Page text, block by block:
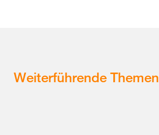
Weiterführende Themen